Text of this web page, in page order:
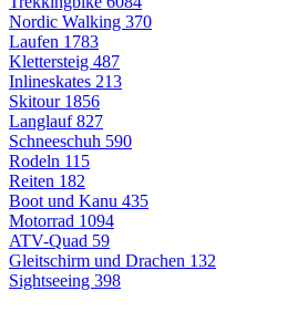
Nordic Walking 370
Laufen 1783
Klettersteig 487
Inlineskates 213
Skitour 1856
Langlauf827
Schneeschuh 590
Rodeln 115
Reiten 182
Boot und Kanu 435
Motorrad 1094
ATV-Quad 59
Gleitschirm und Drachen 132
Sightseeing 398